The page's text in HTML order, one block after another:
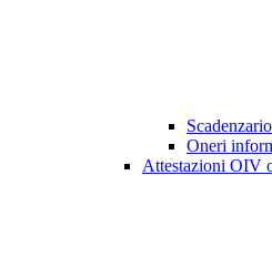
Oneri
Attestazioni OIV